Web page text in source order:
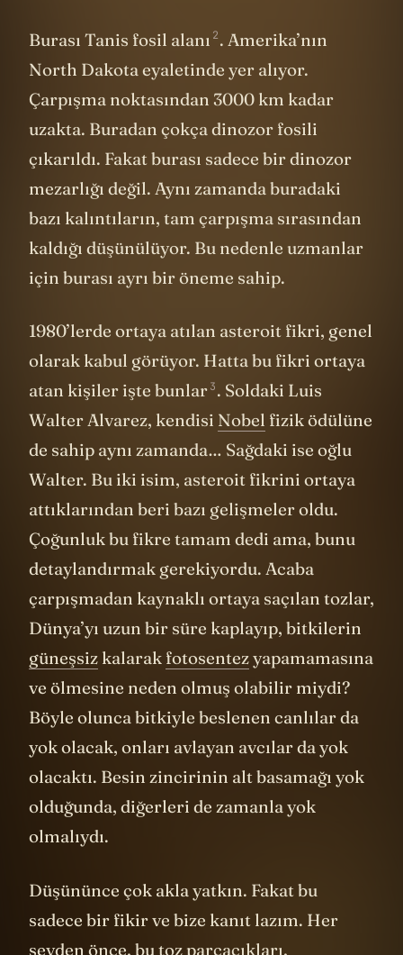
Burası Tanis fosil alanı 2. Amerika’nın
North Dakota eyaletinde yer alıyor.
Çarpışma noktasından 3000 km kadar
uzakta. Buradan çokça dinozor fosili
çıkarıldı. Fakat burası sadece bir dinozor
mezarlığı değil. Aynı zamanda buradaki
bazı kalıntıların, tam çarpışma sırasından
kaldığı düşünülüyor. Bu nedenle uzmanlar
için burası ayrı bir öneme sahip.
1980’lerde ortaya atılan asteroit fikri, genel
olarak kabul görüyor. Hatta bu fikri ortaya
atan kişiler işte bunlar3. Soldaki Luis
Walter Alvarez, kendisi Nobel fizik ödülüne
de sahip aynı zamanda… Sağdaki ise oğlu
Walter. Bu iki isim, asteroit fikrini ortaya
attıklarından beri bazı gelişmeler oldu.
Çoğunluk bu fikre tamam dedi ama, bunu
detaylandırmak gerekiyordu. Acaba
çarpışmadan kaynaklı ortaya saçılan tozlar,
Dünya’yı uzun bir süre kaplayıp, bitkilerin
güneşsiz kalarak fotosentezyapamamasına
ve ölmesine neden olmuş olabilir miydi?
Böyle olunca bitkiyle beslenen canlılar da
yok olacak, onları avlayan avcılar da yok
olacaktı. Besin zincirinin alt basamağı yok
olduğunda, diğerleri de zamanla yok
olmalıydı.
Düşününce çok akla yatkın. Fakat bu
sadece bir fikir ve bize kanıt lazım. Her
şeyden önce, bu toz parçacıkları,